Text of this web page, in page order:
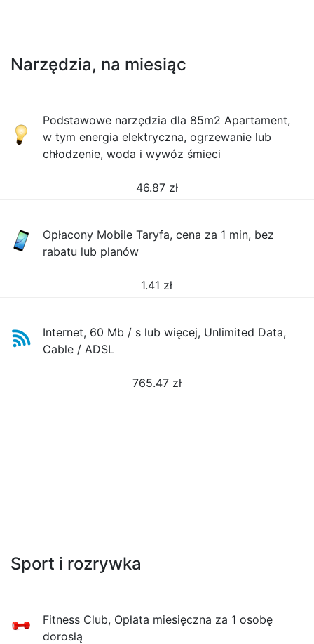
Narzędzia, na miesiąc
Podstawowe narzędzia dla 85m2 Apartament,
w tym energia elektryczna, ogrzewanie lub
chłodzenie, woda i wywóz śmieci
46.87 zł
Opłacony Mobile Taryfa, cena za 1 min, bez
rabatu lub planów
1.41 zł
Internet, 60 Mb / s lub więcej, Unlimited Data,
Cable / ADSL
765.47 zł
Sport i rozrywka
Fitness Club, Opłata miesięczna za 1 osobę
dorosłą